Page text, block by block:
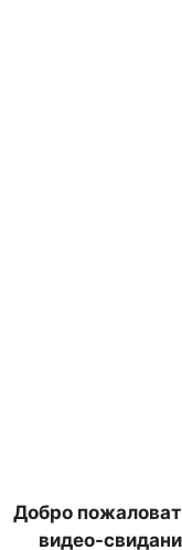
Добро
видео-